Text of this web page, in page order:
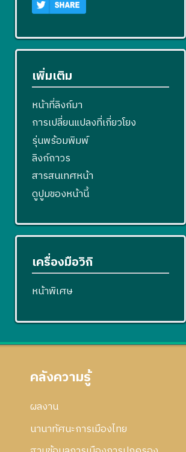
เพิ่มเติม
หน้าที่ลิงก์มา
การเปลี่ยนแปลงที่เกี่ยวโยง
รุ่นพร้อมพิมพ์
ลิงก์ถาวร
สารสนเทศหน้า
ดูปูมของหน้านี้
เครื่องมือวิกิ
หน้าพิเศษ
คลังความรู้
ผลงาน
นานาทัศนะการเมืองไทย